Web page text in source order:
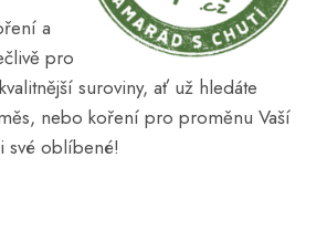
a
pro
suroviny, ať už hledáte
nebo koření pro proměnu Vaší
své oblíbené!